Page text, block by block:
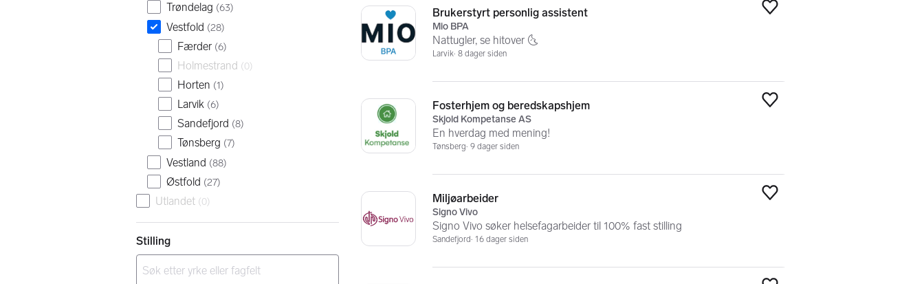
Trøndelag (63)
Vestfold (28)
Færder (6)
Holmestrand (0)
Horten (1)
Larvik (6)
Sandefjord (8)
Tønsberg (7)
Vestland (88)
Østfold (27)
Utlandet (0)
Stilling
Brukerstyrt personlig assistent
Mio BPA
Nattugler, se hitover 🌜
Larvik 8 dager siden
Fosterhjem og beredskapshjem
Skjold Kompetanse AS
En hverdag med mening!
Tønsberg 9 dager siden
Miljøarbeider
Signo Vivo
Signo Vivo søker helsefagarbeider til 100% fast stilling
Sandefjord 16 dager siden